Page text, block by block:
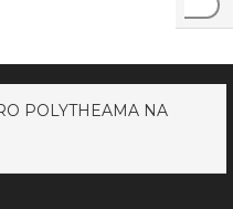
POLYTHEAMA NA